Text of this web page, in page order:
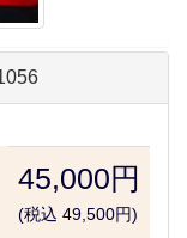
45,000円
(税込 49,500円)